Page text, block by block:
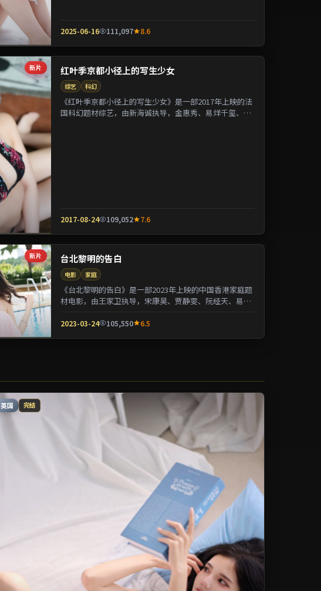
2025-06-16 111,097 8.6
新片 红叶季京都小径上的写生少女
综艺 科幻
《红叶季京都小径上的写生少女》是一部2017年上映的法
国科幻题材综艺，由新海诚执导，金惠秀、易烊千玺、张
2017-08-24 109,052 7.6
新片 台北黎明的告白
电影 家庭
《台北黎明的告白》是一部2023年上映的中国香港家庭题
材电影，由王家卫执导，宋康昊、贾静雯、阮经天、易烊
2023-03-24 105,550 6.5
英国 完结